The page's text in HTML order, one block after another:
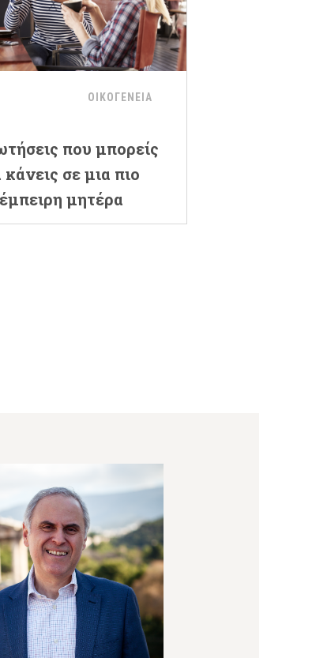
ΟΙΚΟΓΕΝΕΙΑ
που μπορείς
κάνεις σε μια πιο
έμπειρη μητέρα